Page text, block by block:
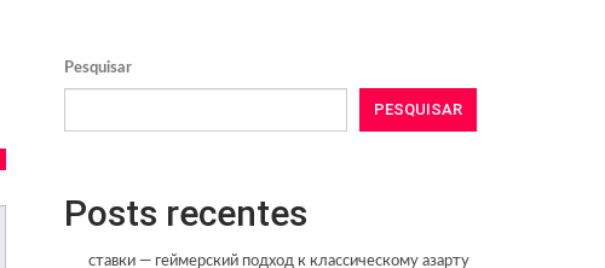
Pesquisar
PESQUISAR
Posts recentes
ставки — геймерский подход к классическому азарту